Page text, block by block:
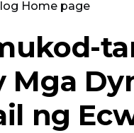
Home page
Mga
ng